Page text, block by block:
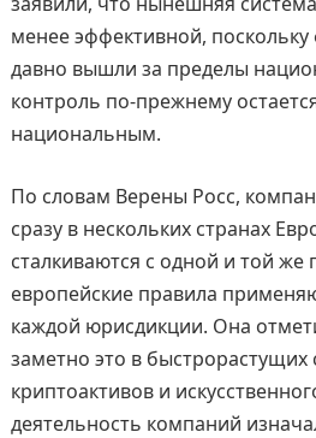
менее эффективной,
давно вышли за пределы
контроль по-прежнему
национальным.
По словам Верены Росс,
сразу в нескольких странах
сталкиваются с одной и той
европейские правила
каждой юрисдикции. Она
заметно это в быстрорастущих
криптоактивов и
деятельность компаний